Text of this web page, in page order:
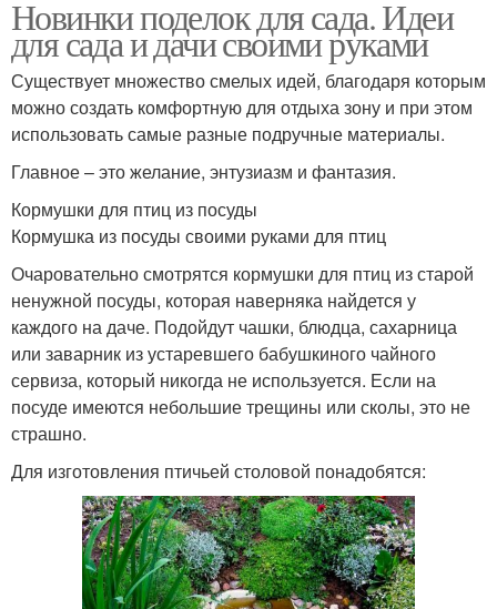
Новинки поделок для сада. Идеи
для сада и дачи своими руками
Существует множество смелых идей, благодаря которым
можно создать комфортную для отдыха зону и при этом
использовать самые разные подручные материалы.
Главное – это желание, энтузиазм и фантазия.
Кормушки для птиц из посуды
Кормушка из посуды своими руками для птиц
Очаровательно смотрятся кормушки для птиц из старой
ненужной посуды, которая наверняка найдется у
каждого на даче. Подойдут чашки, блюдца, сахарница
или заварник из устаревшего бабушкиного чайного
сервиза, который никогда не используется. Если на
посуде имеются небольшие трещины или сколы, это не
страшно.
Для изготовления птичьей столовой понадобятся: